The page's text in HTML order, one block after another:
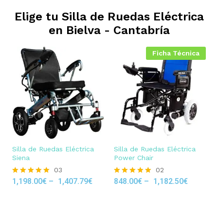
Elige tu Silla de Ruedas Eléctrica
en Bielva - Cantabría
Silla de Ruedas Eléctrica
Siena
Rated
03
1,198.00€ – 1,407.79€
Ficha Técnica
Silla de Ruedas Eléctrica
Power Chair
Rated
02
848.00€ – 1,182.50€